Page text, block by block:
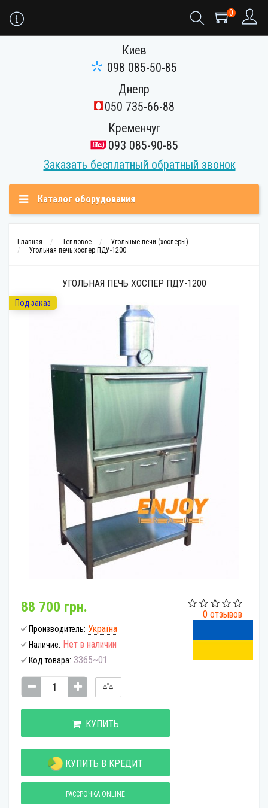
0
Киев
098 085-50-85
Днепр
050 735-66-88
Кременчуг
093 085-90-85
Заказать бесплатный обратный звонок
Каталог оборудования
Главная Тепловое
Угольные печи (хосперы)
Угольная печь хоспер ПДУ-1200
Под заказ
УГОЛЬНАЯ ПЕЧЬ ХОСПЕР ПДУ-1200
0 отзывов
88 700 грн.
Производитель: Україна
Наличие: Нет в наличии
Код товара: 3365~01
КУПИТЬ
КУПИТЬ В КРЕДИТ
РАССРОЧКА ONLINE